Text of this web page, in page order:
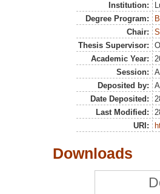
Institution:
Degree Program:
Chair:
Thesis Supervisor:
Academic Year:
Session:
Deposited by:
Date Deposited:
Last Modified:
URI:
Downloads